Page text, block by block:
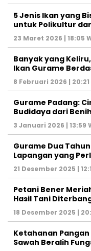
5 Jenis Ikan yang
untuk Polikultur
23 Maret 2026 | 18:05
Banyak yang
Ikan Gurame
8 Februari 2026 | 20:21
Gurame Padang:
Budidaya dari
3 Januari 2026 | 13:59
Gurame Dua
Lapangan yang
21 Desember 2025 |
Petani Bener
Hasil Tani
18 Desember 2025 |
Ketahanan
Sawah Beralih